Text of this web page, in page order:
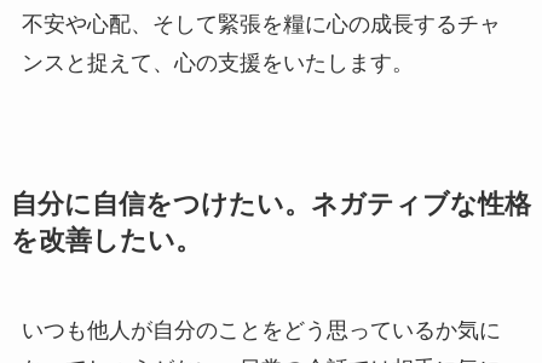
不安や心配、そして緊張を糧に心の成長するチャ
ンスと捉えて、心の支援をいたします。
自分に自信をつけたい。ネガティブな性格
を改善したい。
いつも他人が自分のことをどう思っているか気に